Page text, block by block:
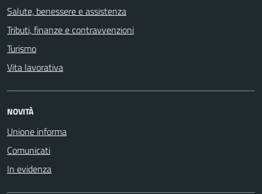
Salute, benessere e assistenza
Tributi, finanze e contravvenzioni
Turismo
Vita lavorativa
NOVITÀ
Unione informa
Comunicati
In evidenza